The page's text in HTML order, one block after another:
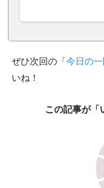
ぜひ次回の「今日の
いね！
この記事が「